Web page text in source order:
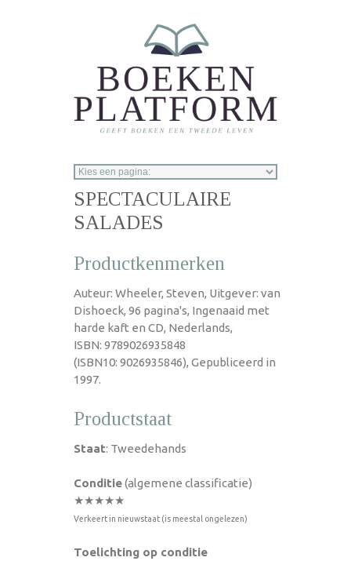
SPECTACULAIRE
SALADES
Productkenmerken
Auteur: Wheeler, Steven, Uitgever: van
Dishoeck, 96 pagina's, Ingenaaid met
harde kaft en CD, Nederlands,
ISBN: 9789026935848
(ISBN10: 9026935846), Gepubliceerd in
1997.
Productstaat
Staat: Tweedehands
Conditie(algemene classificatie)
★★★★★
Verkeert in nieuwstaat (is meestal ongelezen)
Toelichting op conditie